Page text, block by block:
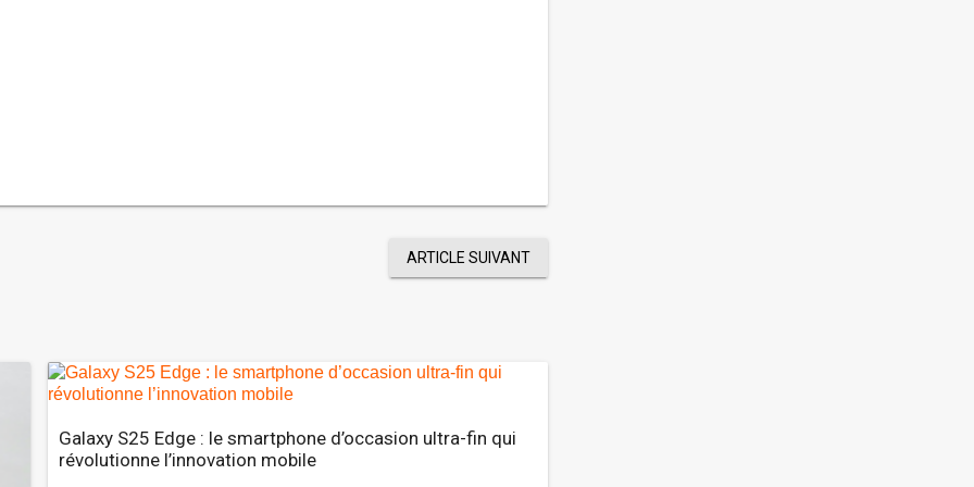
ARTICLE SUIVANT
Galaxy S25 Edge : le smartphone d’occasion ultra-fin qui
révolutionne l’innovation mobile